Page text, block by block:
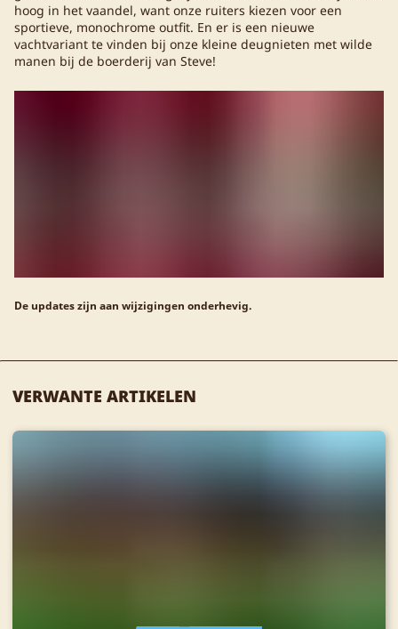
hoog in het vaandel, want onze ruiters kiezen voor een
sportieve, monochrome outfit. En er is een nieuwe
vachtvariant te vinden bij onze kleine deugnieten met wilde
manen bij de boerderij van Steve!
De updates zijn aan wijzigingen onderhevig.
VERWANTE ARTIKELEN